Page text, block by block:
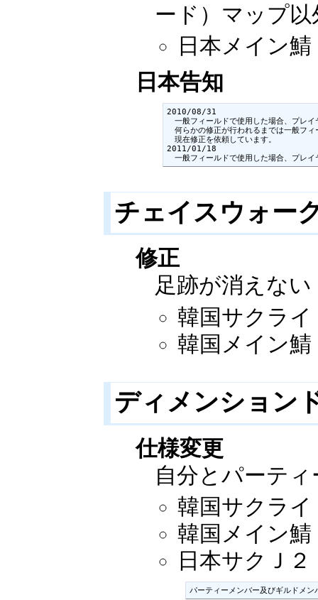
ード）マップ
日本メイン
日本告知
2010/08/31
一般フィールドで使用した場合、プレイ
何らかの修正が行われるまでは一般フィ
現在修正を依頼しています。
2011/01/18
一般フィールドで使用した場合、プレイ
チェイスウォー
修正
足跡が消えない
韓国サクライ
韓国メイン鯖
ディメンション
仕様変更
自分とパーテ
韓国サクライ
韓国メイン鯖
日本サクＪ
パーティーメンバー及びギルドメ